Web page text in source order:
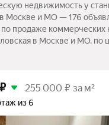
недвижимость у
Москве и МО — 176
по продаже
в Москве и МО. по
₽ 255 000 ₽ за м²
из 6